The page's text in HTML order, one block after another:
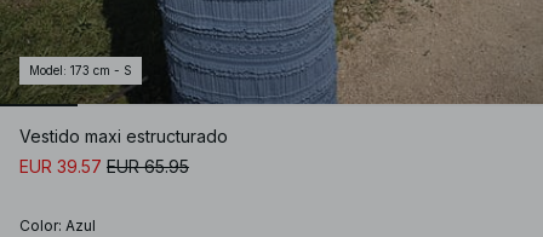
Model : 173 cm - S
Vestido maxi estructurado
EUR 39.57 EUR 65.95
Color: Azul